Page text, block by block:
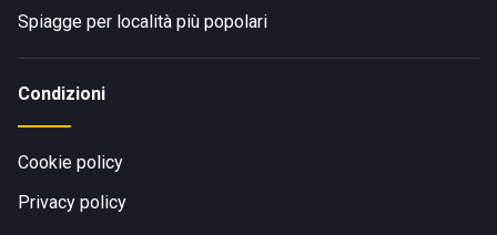
Spiagge per località più popolari
Condizioni
Cookie policy
Privacy policy